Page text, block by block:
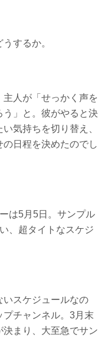
するか。
人が「せっかく声を
」と。彼がやると決
気持ちを切り替え、
日程を決めたのでし
は5月5日。サンプル
、超タイトなスケジ
いスケジュールなの
チャンネル。3月末
まり、大至急でサン